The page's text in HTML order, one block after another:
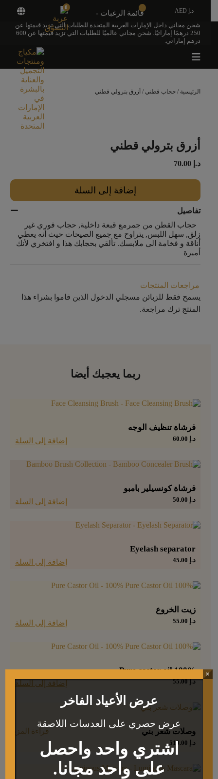
شحن مجاني داخل الإمارات العربية المتحدة للطلبات التي تزيد قيمتها عن
250 درهمًا إماراتيًا. شحن مجاني عالميًا للطلبات التي تزيد قيمتها عن 600
درهم إماراتي.
الرئيسية / حجاب قطني / أزرق بترولي قطني
أزرق بترولي قطني
د.إ
إضافة إلى السلة
تفاصيل
حجاب القطن من جمرمع قبعة داخلية, حجاب فوري غير
زلق, سهل اللبس, يتراوح مع جميع الصيحات حيث أنه يعطي
أناقة و فخامة الى ملابسك. تألقي بحجابك هذا و افتخري لأنك
أميرة
مراجعات المنتجات
يسمح فقط للزبائن مسجلي الدخول الذين قاموا بشراء هذا
المنتج ترك مراجعة.
ربما يعجبك أيضا
فرشاة تنظيف الوجه
د.إ إضافة إلى السلة
فرشاة كونسيلير بامبو
د.إ إضافة إلى السلة
Eyelash separator
د.إ إضافة إلى السلة
زيت الخروع
د.إ إضافة إلى السلة
100% Pure castor oil
د.إ55.00 إضافة إلى السلة
وصلات شعر بني
د.إ
قراءة المزيد
د.إ AED قائمة الرغبات -
0
عرض الأعياد الفاخر
عرض حصري على العدسات اللاصقة
اشتري واحد واحصل
على واحد مجانا.
×